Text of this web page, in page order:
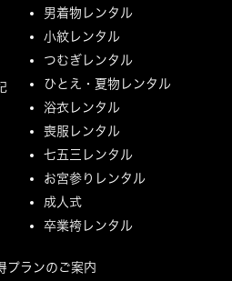
男着物レンタル
小紋レンタル
つむぎレンタル
ひとえ・夏物レンタル
浴衣レンタル
喪服レンタル
七五三レンタル
お宮参りレンタル
成人式
卒業袴レンタル
プランのご案内